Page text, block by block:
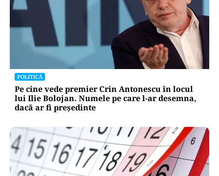
POLITICĂ
Pe cine vede premier Crin Antonescu în locul
lui Ilie Bolojan. Numele pe care l-ar desemna,
dacă ar fi președinte